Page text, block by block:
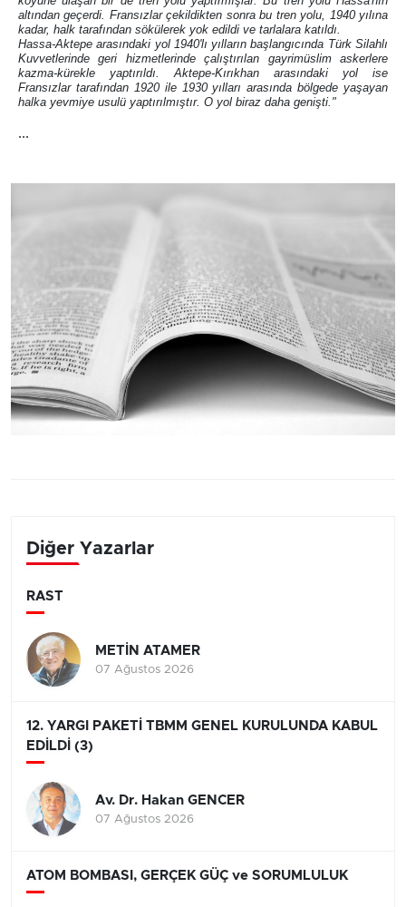
altından geçerdi. Fransızlar çekildikten sonra bu tren yolu, 1940 yılına
kadar, halk tarafından sökülerek yok edildi ve tarlalara katıldı.
Hassa-Aktepe arasındaki yol 1940'lı yılların başlangıcında Türk Silahlı
Kuvvetlerinde geri hizmetlerinde çalıştırılan gayrimüslim askerlere
kazma-kürekle yaptırıldı. Aktepe-Kırıkhan arasındaki yol ise
Fransızlar tarafından 1920 ile 1930 yılları arasında bölgede yaşayan
halka yevmiye usulü yaptırılmıştır. O yol biraz daha genişti."
...
Diğer Yazarlar
RAST
METİN ATAMER
07 Ağustos 2026
12. YARGI PAKETİ TBMM GENEL KURULUNDA KABUL
EDİLDİ (3)
Av. Dr. Hakan GENCER
07 Ağustos 2026
ATOM BOMBASI, GERÇEK GÜÇ ve SORUMLULUK